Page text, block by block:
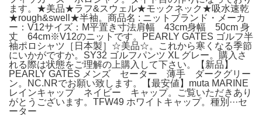
ます。★美品★ラフ&スウェル★モックネック★吸水速乾
★rough&swell★半袖。商品名 : ニットブランド・メーカ
ー：V12サイズ：M平置き寸法肩幅 43cm身幅 50cm 身
丈 64cm※V12のニットです。PEARLY GATES ゴルフ半
袖ポロシャツ［日本製］☆美品☆。これから寒くなる季節
にいかがですか。SY32 ゴルフパンツ XL グレー。購入さ
れる際は状態をご理解の上購入して下さい。【新品】
PEARLY GATES メンズ セーター 薄手 ダークグリー
ン。NC.NRでお願い致します。【最安値】muta MARINE
レインキャップ ネイビー キャップ。ご覧いただきあり
がとうございます。TFW49 ホワイトキャップ。種別···セ
ーター